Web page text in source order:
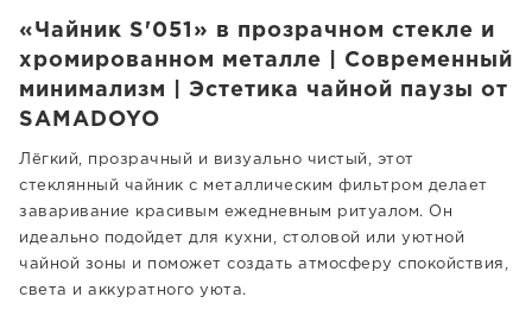
«Чайник S'051» в прозрачном стекле и
хромированном металле | Современный
минимализм | Эстетика чайной паузы от
SAMADOYO
Лёгкий, прозрачный и визуально чистый, этот
стеклянный чайник с металлическим фильтром делает
заваривание красивым ежедневным ритуалом. Он
идеально подойдет для кухни, столовой или уютной
чайной зоны и поможет создать атмосферу спокойствия,
света и аккуратного уюта.